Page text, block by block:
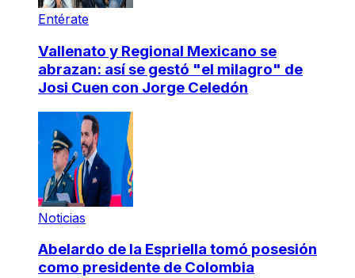
Entérate
Vallenato y Regional Mexicano se
abrazan: así se gestó "el milagro" de
Josi Cuen con Jorge Celedón
Noticias
Abelardo de la Espriella tomó posesión
como presidente de Colombia